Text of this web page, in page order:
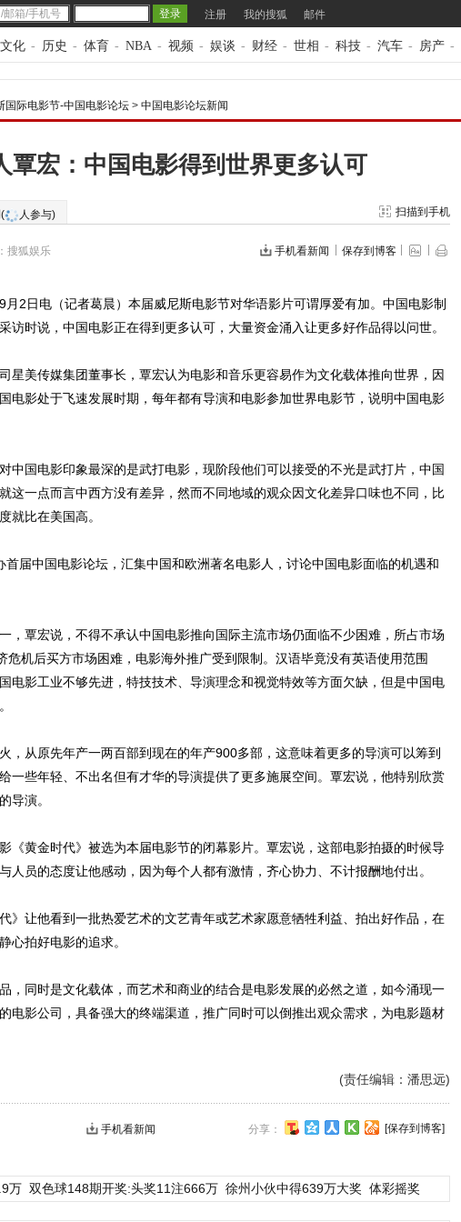
注册 我的搜狐 邮件
文化 - 历史 - 体育 - NBA - 视频 - 娱谈 - 财经 - 世相 - 科技 - 汽车 - 房产 -
国际电影节-中国电影论坛 > 中国电影论坛新闻
覃宏：中国电影得到世界更多认可
( 人参与) 扫描到手机
搜狐娱乐 手机看新闻 保存到博客
日电（记者葛晨）本届威尼斯电影节对华语影片可谓厚爱有加。中国电影制
访时说，中国电影正在得到更多认可，大量资金涌入让更多好作品得以问世。
美传媒集团董事长，覃宏认为电影和音乐更容易作为文化载体推向世界，因
电影处于飞速发展时期，每年都有导演和电影参加世界电影节，说明中国电影
国电影印象最深的是武打电影，现阶段他们可以接受的不光是武打片，中国
这一点而言中西方没有差异，然而不同地域的观众因文化差异口味也不同，比
就比在美国高。
中国电影论坛，汇集中国和欧洲著名电影人，讨论中国电影面临的机遇和
覃宏说，不得不承认中国电影推向国际主流市场仍面临不少困难，所占市场
危机后买方市场困难，电影海外推广受到限制。汉语毕竟没有英语使用范围
电影工业不够先进，特技技术、导演理念和视觉特效等方面欠缺，但是中国电
从原先年产一两百部到现在的年产900多部，这意味着更多的导演可以筹到
一些年轻、不出名但有才华的导演提供了更多施展空间。覃宏说，他特别欣赏
导演。
黄金时代》被选为本届电影节的闭幕影片。覃宏说，这部电影拍摄的时候导
人员的态度让他感动，因为每个人都有激情，齐心协力、不计报酬地付出。
让他看到一批热爱艺术的文艺青年或艺术家愿意牺牲利益、拍出好作品，在
心拍好电影的追求。
同时是文化载体，而艺术和商业的结合是电影发展的必然之道，如今涌现一
电影公司，具备强大的终端渠道，推广同时可以倒推出观众需求，为电影题材
(责任编辑：潘思远)
分享： [保存到博客]
手机看新闻
万 双色球148期开奖:头奖11注666万 徐州小伙中得639万大奖 体彩摇奖